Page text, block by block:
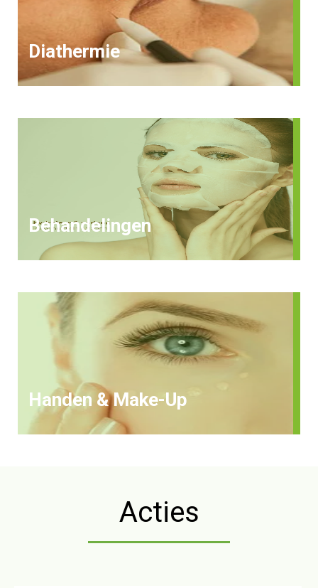
Diathermie
Behandelingen
Handen & Make-Up
Acties